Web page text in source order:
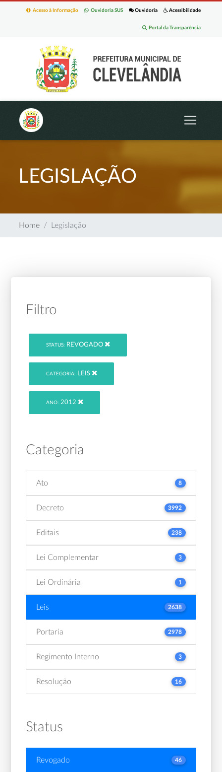
Acessibilidade
Ouvidoria
Ouvidoria SUS
Acesso à Informação
Portal da Transparência
LEGISLAÇÃO
Home Legislação
Filtro
STATUS: REVOGADO
CATEGORIA: LEIS
ANO: 2012
Categoria
Ato 8
Decreto 3992
Editais 238
Lei Complementar 3
Lei Ordinária 1
Leis 2638
Portaria 2978
Regimento Interno 3
Resolução 16
Status
Revogado 46